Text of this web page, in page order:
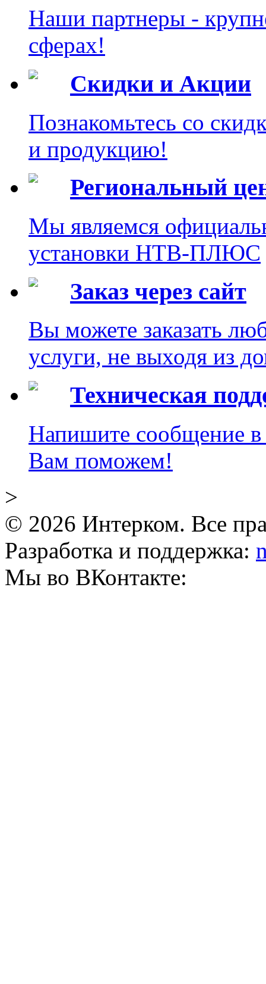
Наши партнеры -
сферах!
Скидки и Акции
Познакомьтесь со
и продукцию!
Региональный
Мы являемся
установки НТВ-ПЛЮС
Заказ через сайт
Вы можете заказать
услуги, не выходя из
Техническая
Напишите сообщение
Вам поможем!
>
© 2026 Интерком. Все
Разработка и поддержка:
Мы во ВКонтакте: